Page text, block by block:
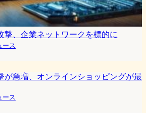
撃、企業ネットワークを標的に
ース
が急増、オンラインショッピングが最
ース